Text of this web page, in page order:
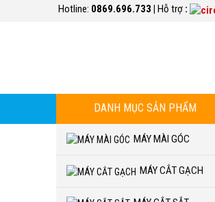
Hotline: 0869.696.733 Hỗ trợ :
DANH MỤC SẢN PHẨM
MÁY MÀI GÓC
MÁY CẮT GẠCH